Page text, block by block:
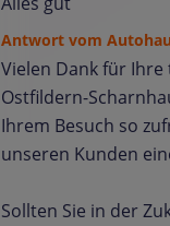
Antwort vom
Vielen Dank für
Ostfildern-
Ihrem Besuch so
unseren Kunden
Sollten Sie in der